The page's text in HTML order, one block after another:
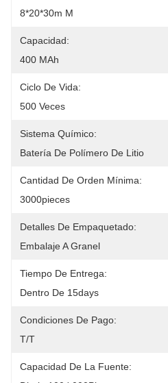
8*20*30m M
Capacidad:
400 MAh
Ciclo De Vida:
500 Veces
Sistema Químico:
Batería De Polímero De Litio
Cantidad De Orden Mínima:
3000pieces
Detalles De Empaquetado:
Embalaje A Granel
Tiempo De Entrega:
Dentro De 15days
Condiciones De Pago:
T/T
Capacidad De La Fuente: